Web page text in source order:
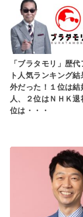
「ブラタモリ」歴
ト人気ランキング
外だった！１位は結
人、２位はＮＨＫ退
位は・・・